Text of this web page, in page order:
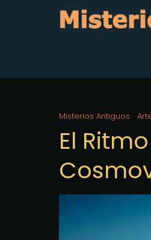
Misterios Antiguos
El